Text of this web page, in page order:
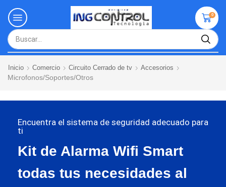
0
Inicio Comercio Circuito Cerrado de tv Accesorios
Microfonos/Soportes/Otros
Encuentra el sistema de seguridad adecuado para
ti
Kit de Alarma Wifi Smart
todas tus necesidades al